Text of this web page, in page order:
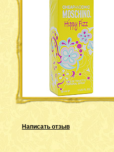
Написать отзыв